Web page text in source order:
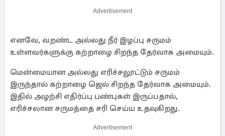
Advertisement
எனவே, வறண்ட அல்லது நீர் இழப்பு சருமம்
உள்ளவர்களுக்கு கற்றாழை சிறந்த தேர்வாக அமையும்.
மென்மையான அல்லது எரிச்சலூட்டும் சருமம்
இருந்தால் கற்றாழை ஜெல் சிறந்த தேர்வாக அமையும்.
இதில் அழற்சி எதிர்ப்பு பண்புகள் இருப்பதால்,
எரிச்சலான சருமத்தை சரி செய்ய உதவுகிறது.
Advertisement